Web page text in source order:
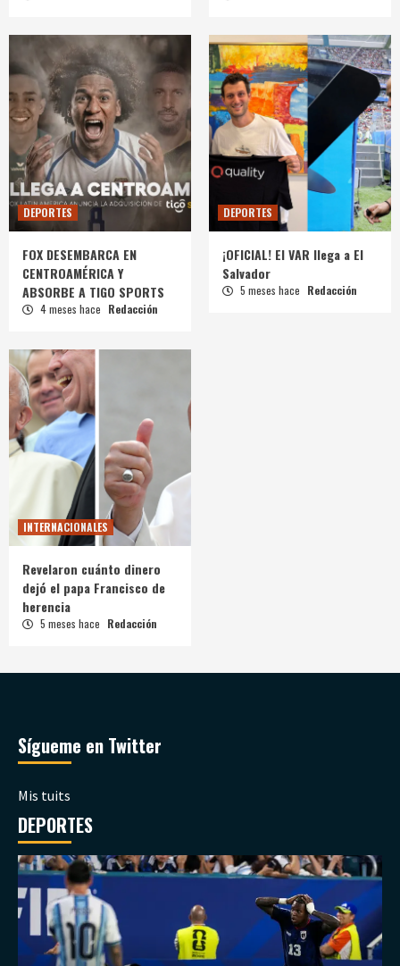
DEPORTES
FOX DESEMBARCA EN
CENTROAMÉRICA Y
ABSORBE A TIGO SPORTS
4 meses hace Redacción
DEPORTES
¡OFICIAL! El VAR llega a El
Salvador
5 meses hace Redacción
INTERNACIONALES
Revelaron cuánto dinero
dejó el papa Francisco de
herencia
5 meses hace Redacción
Sígueme en Twitter
Mis tuits
DEPORTES